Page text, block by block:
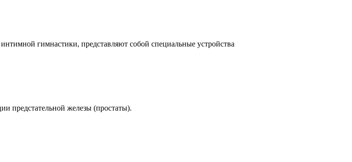
гимнастики, представляют собой специальные устройства
предстательной железы (простаты).